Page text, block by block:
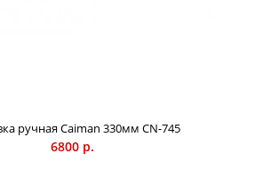
ручная Caiman 330мм СN-745
6800 р.